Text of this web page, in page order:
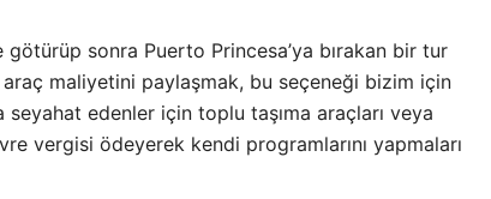
sonra Puerto Princesa’ya bırakan bir tur
maliyetini paylaşmak, bu seçeneği bizim için
edenler için toplu taşıma araçları veya
vergisi ödeyerek kendi programlarını yapmaları